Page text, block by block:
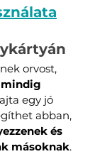
orvost,
egy jó
abban,
és
másoknak.